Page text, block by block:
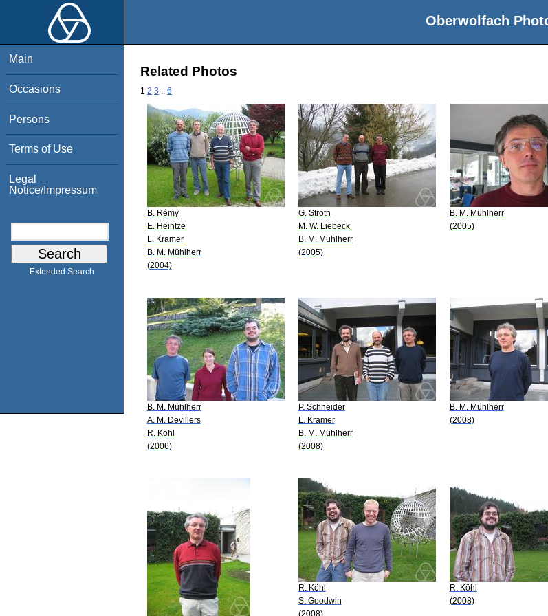
Oberwolfach
Main
Occasions
Persons
Terms of Use
Legal
Notice/Impressum
Extended Search
Related Photos
1 2 3 6
B. Rémy
E. Heintze
L. Kramer
B. M. Mühlherr
(2004)
G. Stroth
M. W. Liebeck
B. M. Mühlherr
(2005)
B. M. Mühlherr
(2005)
B. M. Mühlherr
A. M. Devillers
R. Köhl
(2006)
P. Schneider
L. Kramer
B. M. Mühlherr
(2008)
B. M. Mühlherr
(2008)
R. Köhl
S. Goodwin
(2008)
R. Köhl
(2008)